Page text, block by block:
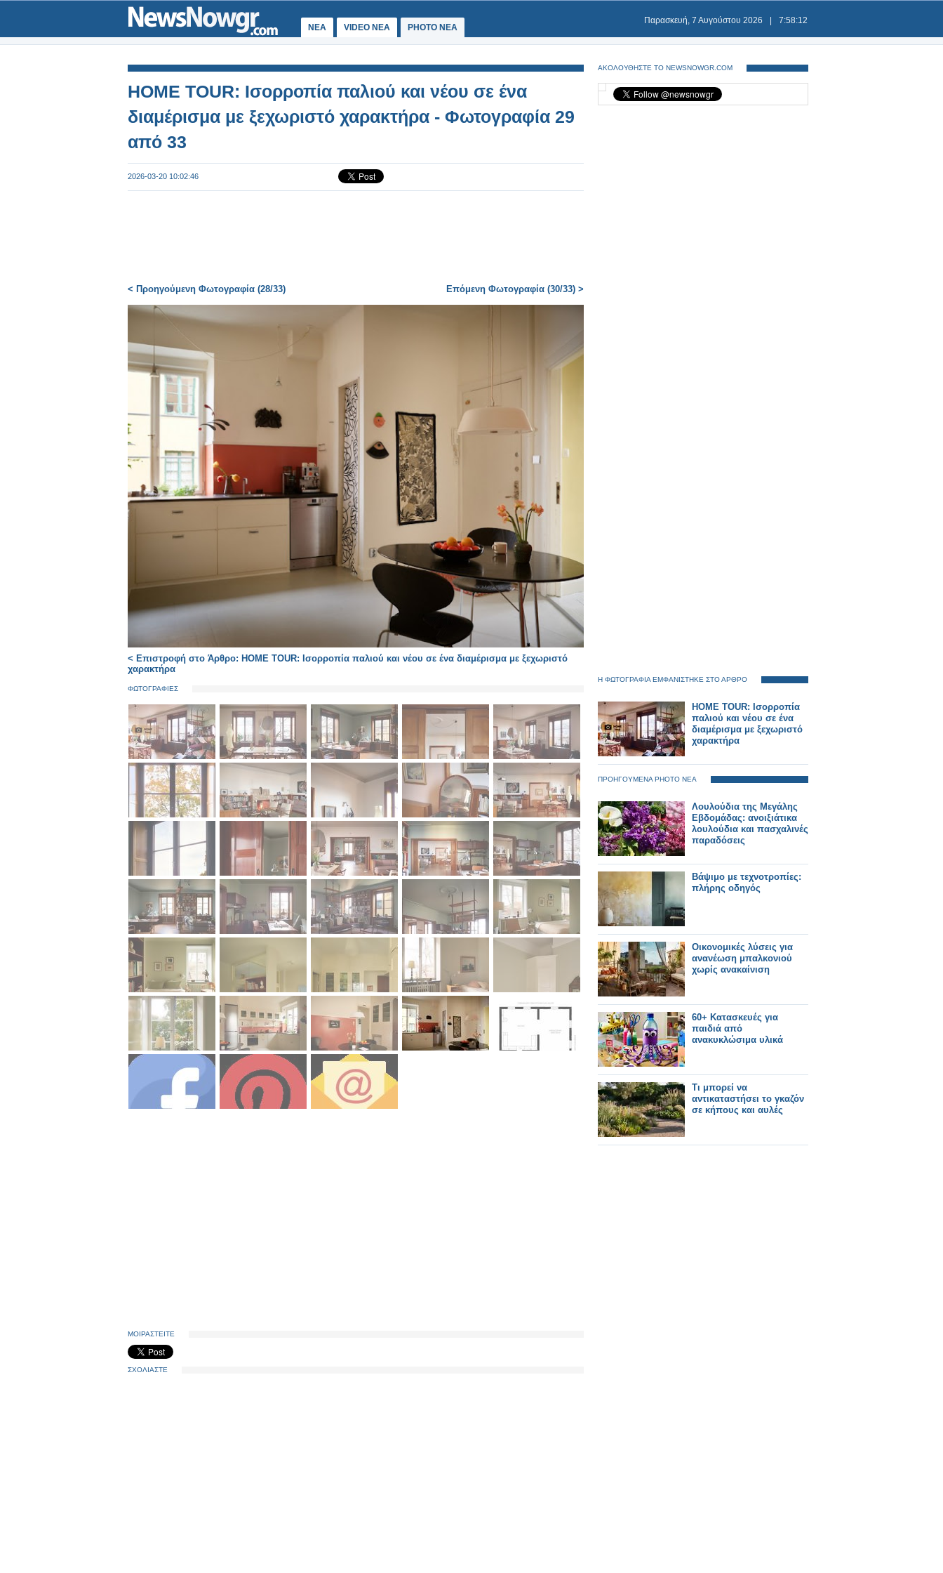
ΝΕΑ VIDEO NEA PHOTO NEA
Παρασκευή, 7 Αυγούστου 2026 7:58:12
HOME TOUR: Ισορροπία παλιού και νέου σε ένα
διαμέρισμα με ξεχωριστό χαρακτήρα - Φωτογραφία 29
από 33
2026-03-20 10:02:46
< Προηγούμενη Φωτογραφία (28/33) Επόμενη Φωτογραφία (30/33) >
< Επιστροφή στο Άρθρο: HOME TOUR: Ισορροπία παλιού και νέου σε ένα διαμέρισμα με ξεχωριστό
χαρακτήρα
ΦΩΤΟΓΡΑΦΙΕΣ
ΜΟΙΡΑΣΤΕΙΤΕ
ΣΧΟΛΙΑΣΤΕ
ΑΚΟΛΟΥΘΗΣΤΕ ΤΟ NEWSNOWGR.COM
Η ΦΩΤΟΓΡΑΦΙΑ ΕΜΦΑΝΙΣΤΗΚΕ ΣΤΟ ΑΡΘΡΟ
HOME TOUR: Ισορροπία
παλιού και νέου σε ένα
διαμέρισμα με ξεχωριστό
χαρακτήρα
ΠΡΟΗΓΟΥΜΕΝΑ PHOTO ΝΕΑ
Λουλούδια της Μεγάλης
Εβδομάδας: ανοιξιάτικα
λουλούδια και πασχαλινές
παραδόσεις
Βάψιμο με τεχνοτροπίες:
πλήρης οδηγός
Οικονομικές λύσεις για
ανανέωση μπαλκονιού
χωρίς ανακαίνιση
60+ Κατασκευές για
παιδιά από
ανακυκλώσιμα υλικά
Τι μπορεί να
αντικαταστήσει το γκαζόν
σε κήπους και αυλές